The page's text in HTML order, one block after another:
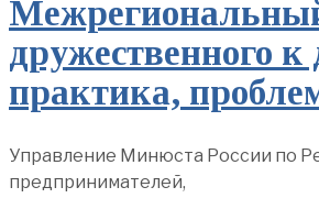
дружественного к
практика,
Управление Минюста России по
предпринимателей,